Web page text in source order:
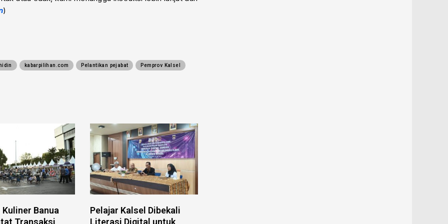
)
kabarpilihan.com Pelantikan pejabat Pemprov Kalsel
Banua
Transaksi
Pelajar Kalsel Dibekali
Literasi Digital untuk